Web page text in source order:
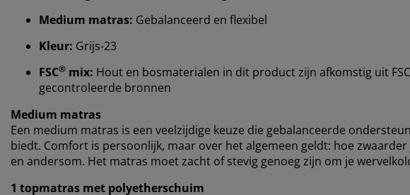
Medium matras: Gebalanceerd en flexibel
Kleur: Grijs-23
FSC® mix: Hout en bosmaterialen in dit product zijn afkomstig uit FSC
gecontroleerde bronnen
Medium matras
Een medium matras is een veelzijdige keuze die gebalanceerde
biedt. Comfort is persoonlijk, maar over het algemeen geldt: hoe
en andersom. Het matras moet zacht of stevig genoeg zijn om je
1 topmatras met polyetherschuim